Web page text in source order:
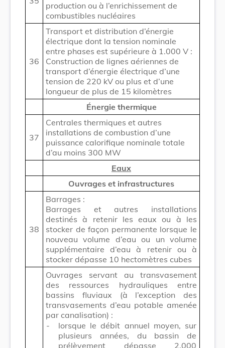
production ou à l’enrichissement de
combustibles nucléaires
36
Transport et distribution d’énergie
électrique dont la tension nominale
entre phases est supérieure à 1.000 V :
Construction de lignes aériennes de
transport d’énergie électrique d’une
tension de 220 kV ou plus et d’une
longueur de plus de 15 kilomètres
Énergie thermique
37
Centrales thermiques et autres
installations de combustion d’une
puissance calorifique nominale totale
d’au moins 300 MW
Eaux
Ouvrages et infrastructures
38
Barrages :
Barrages et autres installations
destinés à retenir les eaux ou à les
stocker de façon permanente lorsque le
nouveau volume d’eau ou un volume
supplémentaire d’eau à retenir ou à
stocker dépasse 10 hectomètres cubes
Ouvrages servant au transvasement
des ressources hydrauliques entre
bassins fluviaux (à l’exception des
transvasements d’eau potable amenée
par canalisation) :
-
lorsque le débit annuel moyen, sur
plusieurs années, du bassin de
prélèvement dépasse 2.000